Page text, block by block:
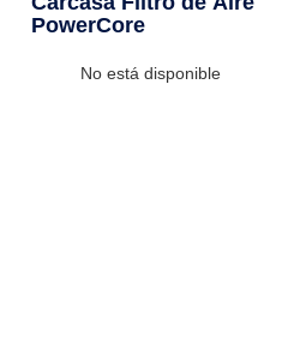
PowerCore
No está disponible